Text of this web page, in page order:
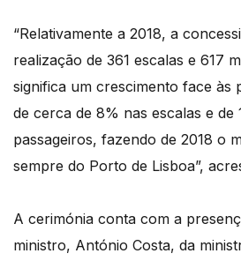
“Relativamente a 2018, a
realização de 361 escalas e 617
significa um crescimento face às
de cerca de 8% nas escalas e de
passageiros, fazendo de 2018 o
sempre do Porto de Lisboa”,
A cerimónia conta com a
ministro, António Costa, da